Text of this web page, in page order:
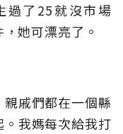
過了25就沒市場
她可漂亮了。
戚們都在一個縣
我媽每次給我打